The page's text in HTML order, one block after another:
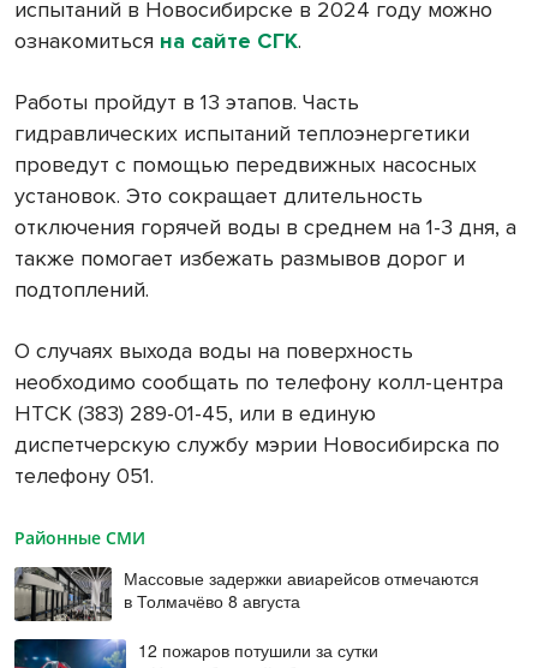
испытаний в Новосибирске в 2024 году можно
ознакомиться на сайте СГК.
Работы пройдут в 13 этапов. Часть
гидравлических испытаний теплоэнергетики
проведут с помощью передвижных насосных
установок. Это сокращает длительность
отключения горячей воды в среднем на 1-3 дня, а
также помогает избежать размывов дорог и
подтоплений.
О случаях выхода воды на поверхность
необходимо сообщать по телефону колл-центра
НТСК (383) 289-01-45, или в единую
диспетчерскую службу мэрии Новосибирска по
телефону 051.
Районные СМИ
Массовые задержки авиарейсов отмечаются
в Толмачёво 8 августа
12 пожаров потушили за сутки